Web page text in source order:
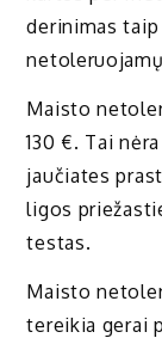
derinimas
Maisto
130 €. Tai
jaučiates
ligos
testas.
Maisto
tereikia gerai